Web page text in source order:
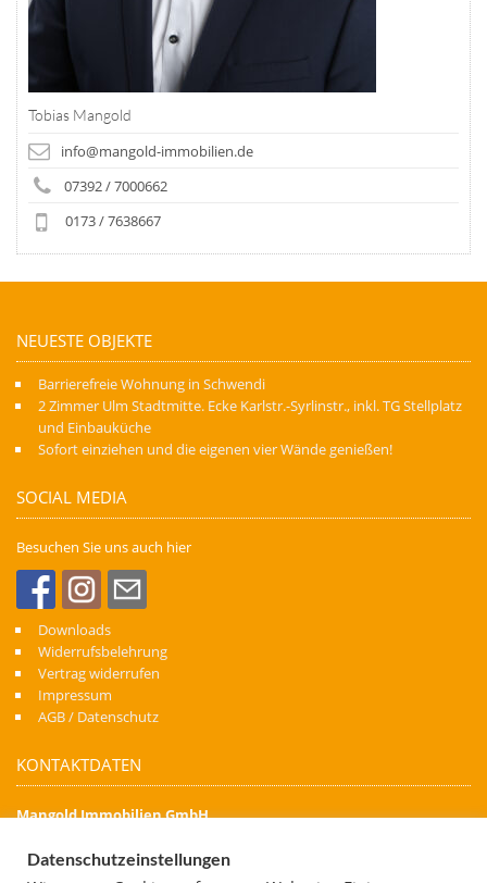
Tobias Mangold
info@mangold-immobilien.de
07392 / 7000662
0173 / 7638667
NEUESTE OBJEKTE
Barrierefreie Wohnung in Schwendi
2 Zimmer Ulm Stadtmitte. Ecke Karlstr.-Syrlinstr., inkl. TG Stellplatz
und Einbauküche
Sofort einziehen und die eigenen vier Wände genießen!
SOCIAL MEDIA
Besuchen Sie uns auch hier
Downloads
Widerrufsbelehrung
Vertrag widerrufen
Impressum
AGB / Datenschutz
KONTAKTDATEN
Mangold Immobilien GmbH
Kapellenstraße 74
Datenschutzeinstellungen